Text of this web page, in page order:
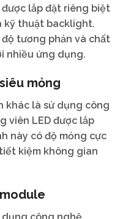
lắp đặt riêng biệt
kỹ thuật backlight.
tương phản và chất
nhiều ứng dụng.
mỏng
khác là sử dụng công
viên LED được lắp
này có độ mỏng cực
kiệm không gian